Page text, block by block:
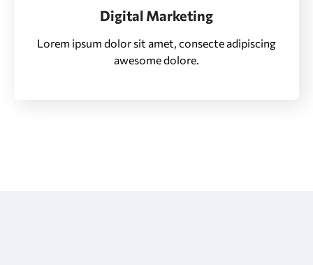
Digital Marketing
Lorem ipsum dolor sit amet, consecte adipiscing
awesome dolore.